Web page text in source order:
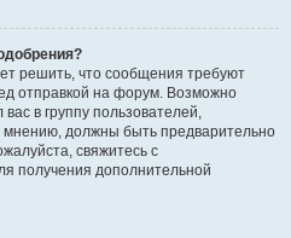
решить, что сообщения требуют
отправкой на форум. Возможно
в группу пользователей,
должны быть предварительно
свяжитесь с
получения дополнительной